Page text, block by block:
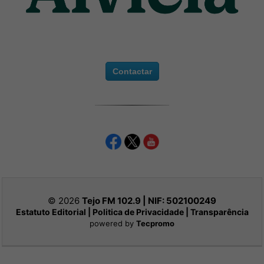
Contactar
© 2026 Tejo FM 102.9 | NIF: 502100249
Estatuto Editorial Politica de Privacidade| Transparência
powered by Tecpromo